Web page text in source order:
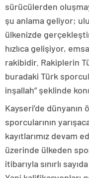
sürücülerden
şu anlama geliyor;
ülkenizde
hızlıca gelişiyor,
rakibidir. Rakiplerin
buradaki Türk
inşallah” şeklinde
Kayseri’de
sporcularının
kayıtlarımız devam
üzerinde ülkeden
itibarıyla sınırlı